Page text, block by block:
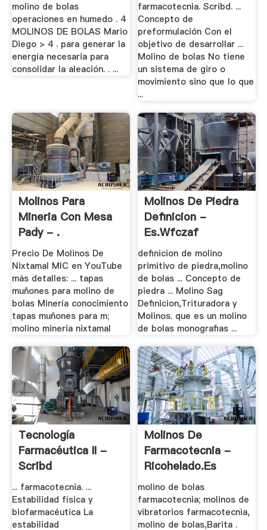
molino de bolas
operaciones en humedo . 4
MOLINOS DE BOLAS Mario
Diego > 4 . para generar la
energía necesaria para
consolidar la aleación. . ...
farmacotecnia. Scribd. ...
Concepto de
preformulación Con el
objetivo de desarrollar ...
Molino de bolas No tiene
un sistema de giro o
movimiento sino que lo que
...
Molinos Para
Mineria Con Mesa
Pady - .
Precio De Molinos De
Nixtamal MIC en YouTube
más detalles: ... tapas
muñones para molino de
bolas Minería conocimiento
tapas muñones para m;
molino mineria nixtamal
Molinos De Piedra
Definicion -
Es.wfczaf
definicion de molino
primitivo de piedra,molino
de bolas ... Concepto de
piedra ... Molino Sag
Definicion,Trituradora y
Molinos. que es un molino
de bolas monografias ...
Tecnología
Farmacéutica II -
Scribd
... farmacotecnia. ...
Estabilidad física y
biofarmacéutica La
estabilidad
Molinos De
Farmacotecnia -
Ricohelado.es
molino de bolas
farmacotecnia; molinos de
vibratorios farmacotecnia,
molino de bolas,Barita .